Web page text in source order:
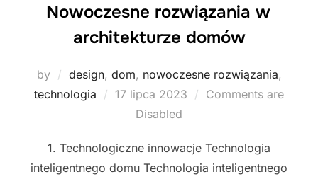
Nowoczesne rozwiązania w
architekturze domów
by design, dom, nowoczesne rozwiązania,
technologia
Posted
17 lipca 2023
Comments are
Disabled
1. Technologiczne innowacje Technologia
inteligentnego domu Technologia inteligentnego